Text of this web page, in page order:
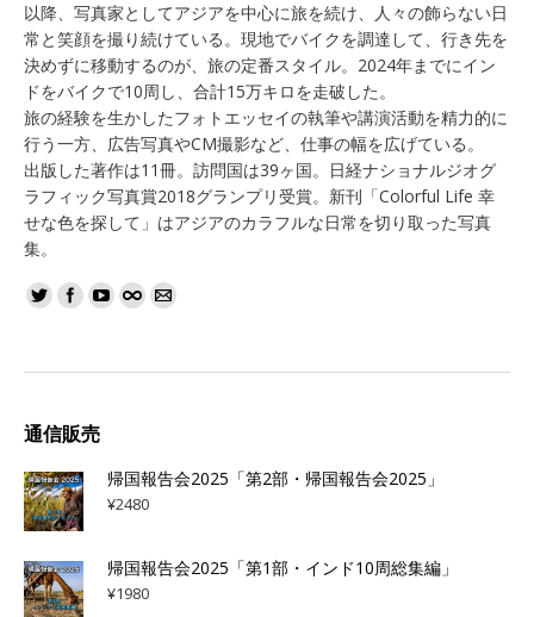
以降、写真家としてアジアを中心に旅を続け、人々の飾らない日
常と笑顔を撮り続けている。現地でバイクを調達して、行き先を
決めずに移動するのが、旅の定番スタイル。2024年までにイン
ドをバイクで10周し、合計15万キロを走破した。
旅の経験を生かしたフォトエッセイの執筆や講演活動を精力的に
行う一方、広告写真やCM撮影など、仕事の幅を広げている。
出版した著作は11冊。訪問国は39ヶ国。日経ナショナルジオグ
ラフィック写真賞2018グランプリ受賞。新刊「Colorful Life 幸
せな色を探して」はアジアのカラフルな日常を切り取った写真
集。
通信販売
帰国報告会2025「第2部・帰国報告会2025」
¥2480
帰国報告会2025「第1部・インド10周総集編」
¥1980